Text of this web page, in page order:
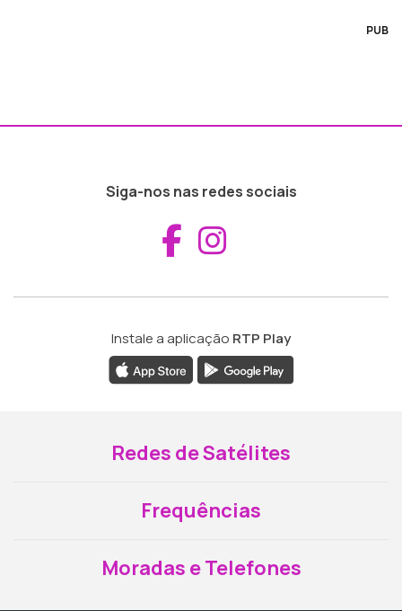
PUB
Siga-nos nas redes sociais
Aceder ao
Instale a aplicação RTP Play
Redes de Satélites
Frequências
Moradas e Telefones